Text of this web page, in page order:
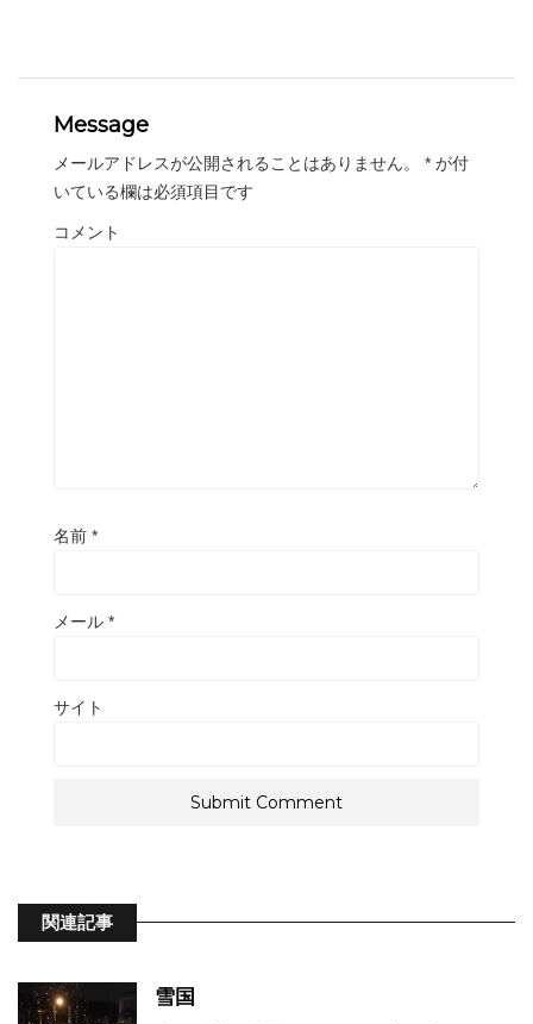
Message
メールアドレスが公開されることはありません。 * が付
いている欄は必須項目です
コメント
名前 *
メール *
サイト
関連記事
雪国